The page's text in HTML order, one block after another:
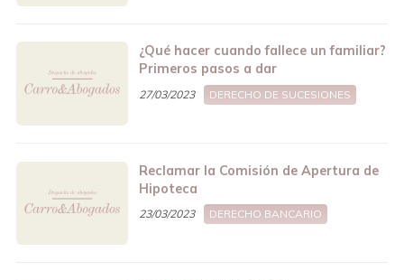
¿Qué hacer cuando fallece un familiar?
Primeros pasos a dar
27/03/2023 DERECHO DE SUCESIONES
Reclamar la Comisión de Apertura de
Hipoteca
23/03/2023 DERECHO BANCARIO